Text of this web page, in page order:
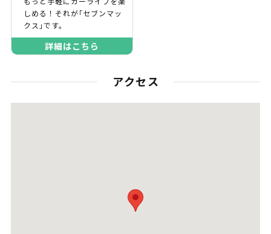
しめる！それが｢セブンマッ
クス｣です。
詳細はこちら
アクセス